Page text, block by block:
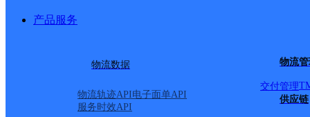
产品服务
物流数据
物流轨迹API电子面单API
服务时效API
物流
交付管理
供应链